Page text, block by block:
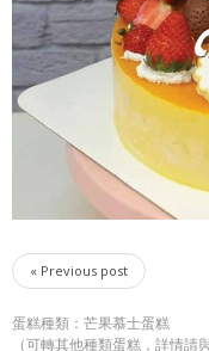
« Previous post
蛋糕種類：芒果慕士蛋糕
（可轉其他種類蛋糕，詳情請